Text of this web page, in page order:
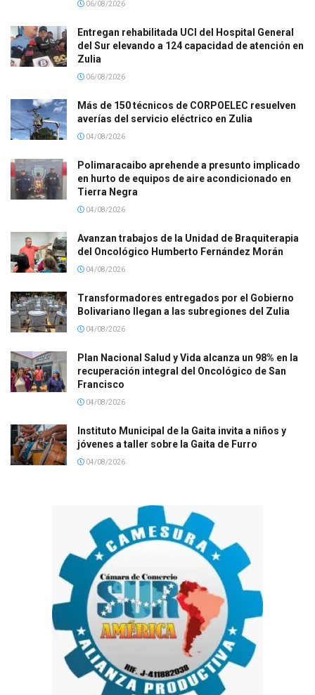
06/08/2026
Entregan rehabilitada UCI del Hospital General
del Sur elevando a 124 capacidad de atención en
Zulia
06/08/2026
Más de 150 técnicos de CORPOELEC resuelven
averías del servicio eléctrico en Zulia
04/08/2026
Polimaracaibo aprehende a presunto implicado
en hurto de equipos de aire acondicionado en
Tierra Negra
04/08/2026
Avanzan trabajos de la Unidad de Braquiterapia
del Oncológico Humberto Fernández Morán
04/08/2026
Transformadores entregados por el Gobierno
Bolivariano llegan a las subregiones del Zulia
04/08/2026
Plan Nacional Salud y Vida alcanza un 98% en la
recuperación integral del Oncológico de San
Francisco
04/08/2026
Instituto Municipal de la Gaita invita a niños y
jóvenes a taller sobre la Gaita de Furro
04/08/2026